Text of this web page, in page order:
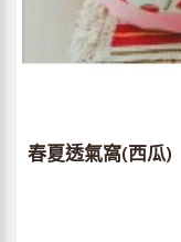
春夏透氣窩(西瓜)